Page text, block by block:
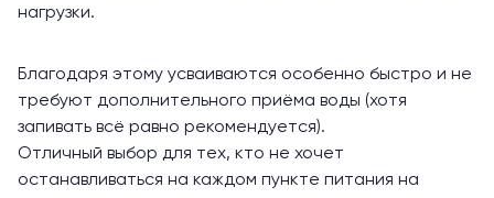
нагрузки.
Благодаря этому усваиваются особенно быстро и не
требуют дополнительного приёма воды (хотя
запивать всё равно рекомендуется).
Отличный выбор для тех, кто не хочет
останавливаться на каждом пункте питания на